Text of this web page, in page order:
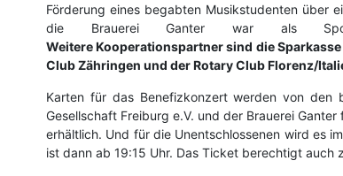
Förderung eines begabten Musikstudenten
die Brauerei Ganter war als
Weitere Kooperationspartner sind die
Club Zähringen und der Rotary Club Florenz/
Karten für das Benefizkonzert werden von den
Gesellschaft Freiburg e.V. und der Brauerei
erhältlich. Und für die Unentschlossenen wird es
ist dann ab 19:15 Uhr. Das Ticket berechtigt